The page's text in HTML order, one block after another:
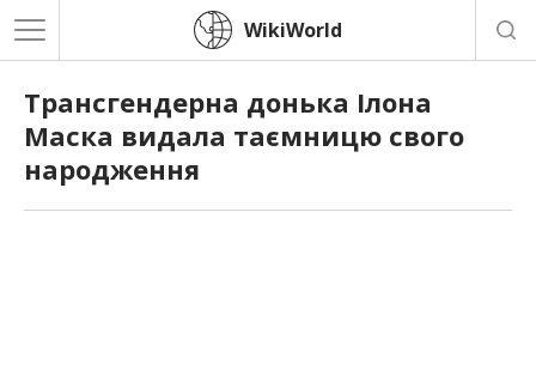
WikiWorld
Трансгендерна донька Ілона
Маска видала таємницю свого
народження